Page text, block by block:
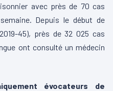
avec près de 70 cas
Depuis le début de
45), près de 32 025 cas
ont consulté un médecin
évocateurs de